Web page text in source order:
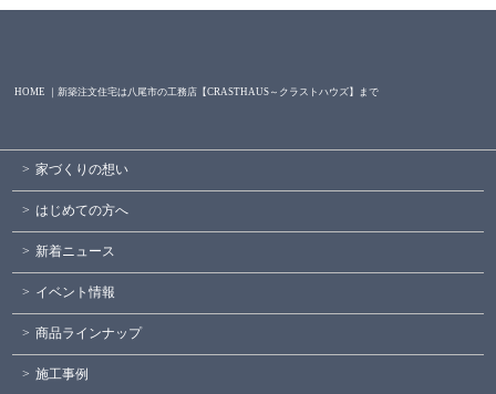
HOME ｜新築注文住宅は八尾市の工務店【CRASTHAUS～クラストハウズ】まで
家づくりの想い
はじめての方へ
新着ニュース
イベント情報
商品ラインナップ
施工事例